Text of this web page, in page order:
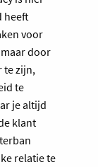
heeft
voor
door
te zijn,
te
je altijd
klant
relatie te